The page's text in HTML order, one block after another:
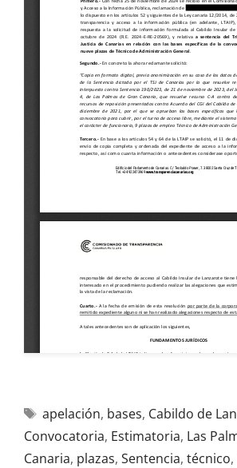
apelación, bases, Cabildo de
Convocatoria, Estimatoria, Las
Canaria, plazas, Sentencia, técnico,